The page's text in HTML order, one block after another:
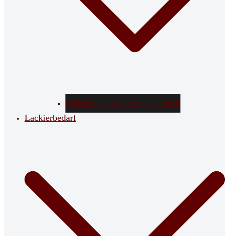
Härteprüfung in Theorie und Praxis
Lackierbedarf